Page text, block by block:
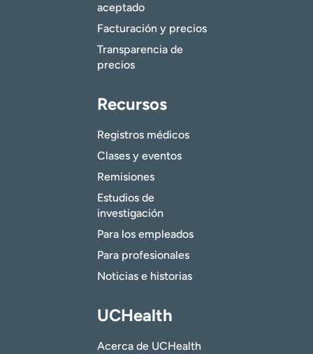
aceptado
Facturación y precios
Transparencia de
precios
Recursos
Registros médicos
Clases y eventos
Remisiones
Estudios de
investigación
Para los empleados
Para profesionales
Noticias e historias
UCHealth
Acerca de UCHealth